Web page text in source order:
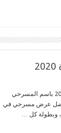
أعلنت اللجنة المنظمة للمهرجان المغاربي لمسرح الهواة بنابل تسمية دورتها المقبلة للعام 2020 باسم المسرحي
». وكان المخرج شرح البال فاز في العام 2018 بجائزة أفضل عرض مسرحي في
وبطولة كل …